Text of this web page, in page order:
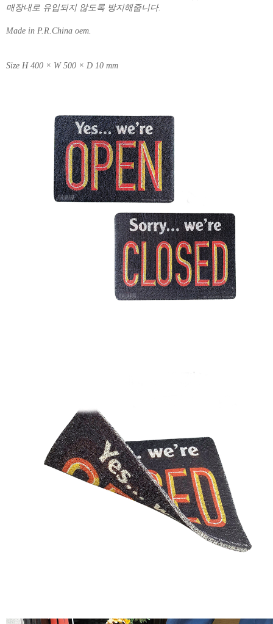
매장내로 유입되지 않도록 방지해줍니다.
Made in P.R.China oem.
Size H 400 × W 500 × D 10 mm